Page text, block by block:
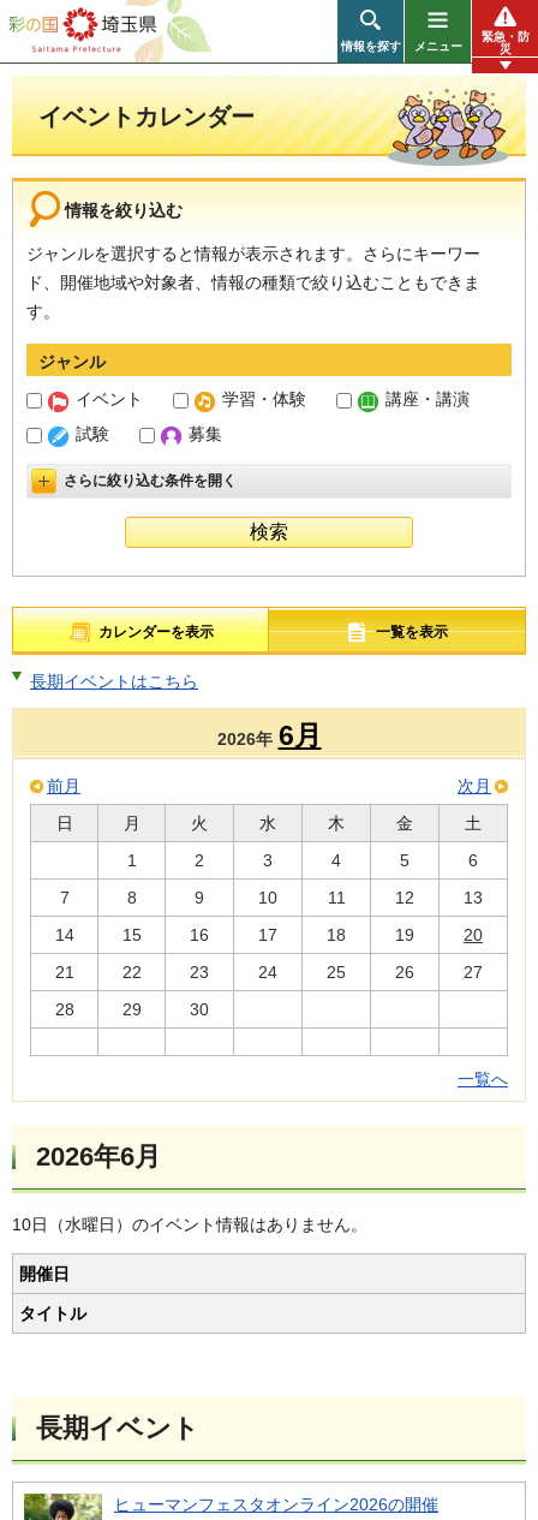
彩の国 埼玉県
情報を探す メニュー
緊急・防
災
イベントカレンダー
情報を絞り込む
ジャンルを選択すると情報が表示されます。さらにキーワー
ド、開催地域や対象者、情報の種類で絞り込むこともできま
す。
ジャンル
イベント
学習・体験
講座・講演
試験
募集
詳細設定を開く
さらに絞り込む条件を開く
カレンダーを表示 一覧を表示
長期イベントはこちら
2026年 6月
前月
次月
日
月 火 水 木 金
土
1
2 3 4 5
6
7
8 9 10 11 12
13
14
15 16 17 18 19
20
21
22 23 24 25 26
27
28
29 30
一覧へ
2026年6月
10日（水曜日）のイベント情報はありません。
開催日
タイトル
長期イベント
ヒューマンフェスタオンライン2026の開催